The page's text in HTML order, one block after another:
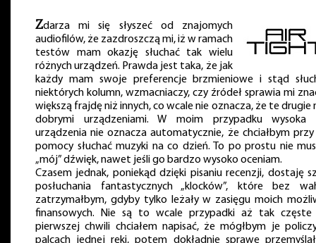
Zdarza mi się słyszeć od znajomych
audiofilów, że zazdroszczą mi, iż w ramach
testów mam okazję słuchać tak wielu
różnych urządzeń. Prawda jest taka, że jak
każdy mam swoje preferencje brzmieniowe i stąd
niektórych kolumn, wzmacniaczy, czy źródeł sprawia mi
większą frajdę niż innych, co wcale nie oznacza, że te drugie
dobrymi urządzeniami. W moim przypadku wysoka
urządzenia nie oznacza automatycznie, że chciałbym
pomocy słuchać muzyki na co dzień. To po prostu nie
„mój” dźwięk, nawet jeśli go bardzo wysoko oceniam.
Czasem jednak, poniekąd dzięki pisaniu recenzji, dostaję
posłuchania fantastycznych „klocków”, które bez
zatrzymałbym, gdyby tylko leżały w zasięgu moich
finansowych. Nie są to wcale przypadki aż tak
pierwszej chwili chciałem napisać, że mógłbym je
palcach jednej ręki, potem dokładnie sprawę